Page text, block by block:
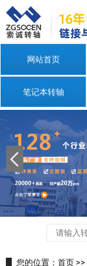
网站首页
笔记本转轴
您的位置： 首页 >>